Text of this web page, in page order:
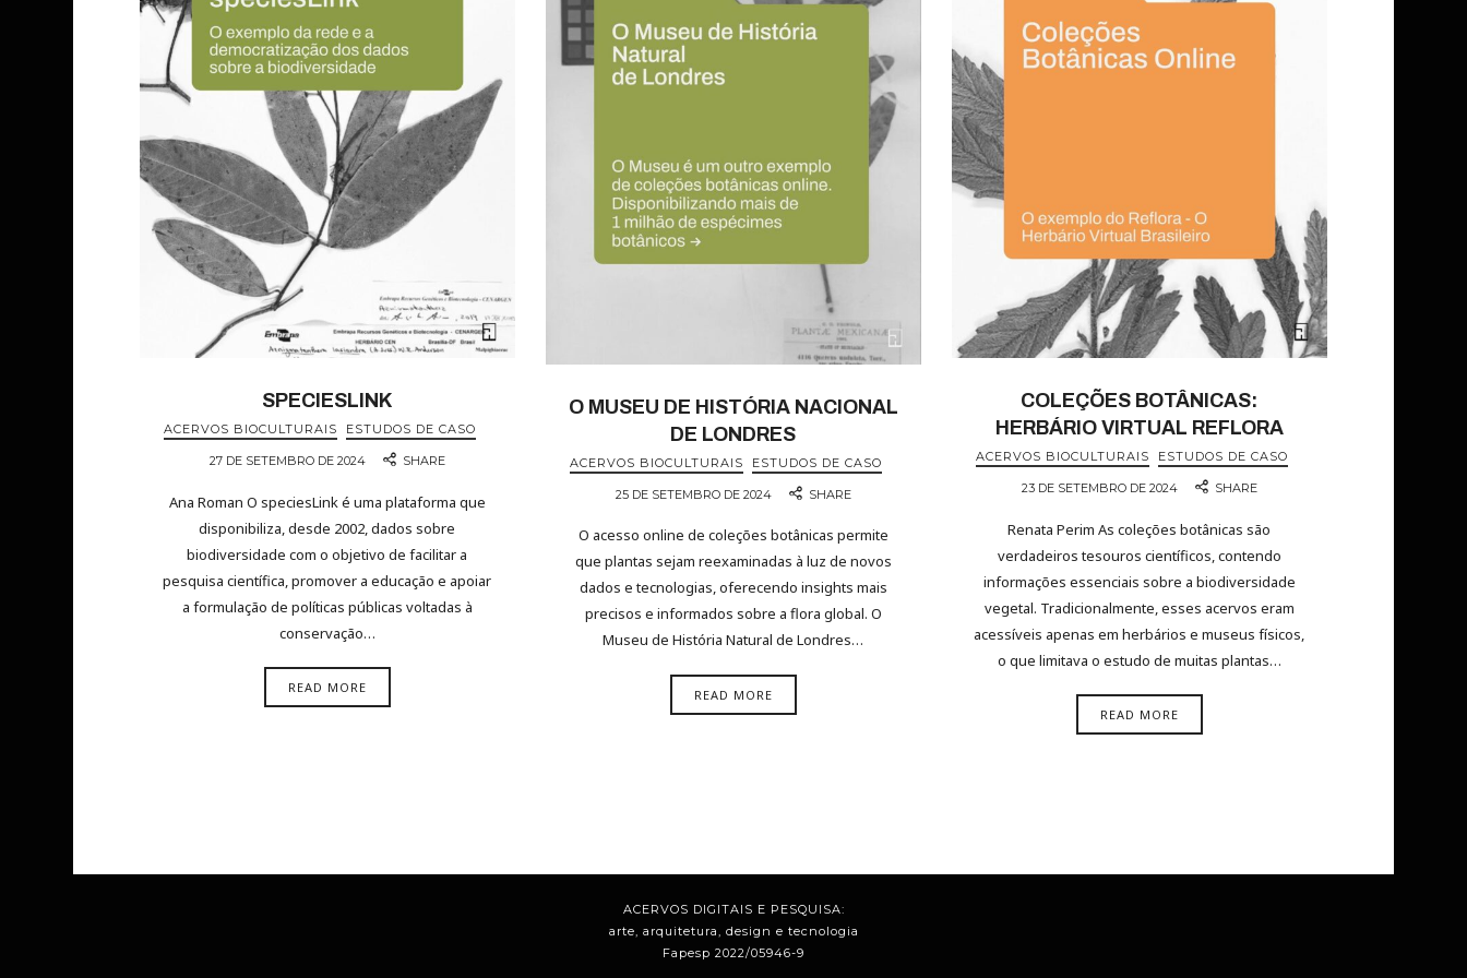
SPECIESLINK
ACERVOS BIOCULTURAIS ESTUDOS DE CASO
27 DE SETEMBRO DE 2024 SHARE
Ana Roman O speciesLink é uma plataforma que
disponibiliza, desde 2002, dados sobre
biodiversidade com o objetivo de facilitar a
pesquisa científica, promover a educação e apoiar
a formulação de políticas públicas voltadas à
conservação…
READ MORE
O MUSEU DE HISTÓRIA NACIONAL
DE LONDRES
ACERVOS BIOCULTURAIS ESTUDOS DE CASO
25 DE SETEMBRO DE 2024 SHARE
O acesso online de coleções botânicas permite
que plantas sejam reexaminadas à luz de novos
dados e tecnologias, oferecendo insights mais
precisos e informados sobre a flora global. O
Museu de História Natural de Londres…
READ MORE
COLEÇÕES BOTÂNICAS:
HERBÁRIO VIRTUAL REFLORA
ACERVOS BIOCULTURAIS ESTUDOS DE CASO
23 DE SETEMBRO DE 2024 SHARE
Renata Perim As coleções botânicas são
verdadeiros tesouros científicos, contendo
informações essenciais sobre a biodiversidade
vegetal. Tradicionalmente, esses acervos eram
acessíveis apenas em herbários e museus físicos,
o que limitava o estudo de muitas plantas…
READ MORE
ACERVOS DIGITAIS E PESQUISA:
arte, arquitetura, design e tecnologia
Fapesp 2022/05946-9